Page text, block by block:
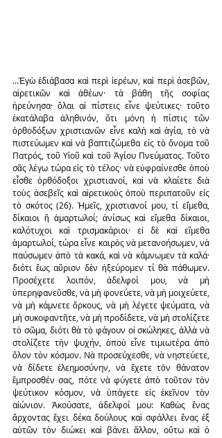
...Ἐγὼ ἐδιάβασα καὶ περὶ ἱερέων, καὶ περὶ ἀσεβῶν,
αἱρετικῶν καὶ ἀθέων· τὰ βάθη τῆς σοφίας
ἠρεύνησα· ὅλαι αἱ πίστεις εἶνε ψεύτικες· τοῦτο
ἐκατάλαβα ἀληθινόν, ὅτι μόνη ἡ πίστις τῶν
ὀρθοδόξων χριστιανῶν εἶνε καλὴ καὶ ἁγία, τὸ νὰ
πιστεύωμεν καὶ νὰ βαπτιζώμεθα εἰς τὸ ὄνομα τοῦ
Πατρός, τοῦ Υἱοῦ καὶ τοῦ Ἁγίου Πνεύματος. Τοῦτο
σᾶς λέγω τώρα εἰς τὸ τέλος· νὰ εὐφραίνεσθε ὁποὺ
εἶσθε ὀρθόδοξοι χριστιανοί, καὶ νὰ κλαίετε διὰ
τοὺς ἀσεβεῖς καὶ αἱρετικοὺς ὁποὺ περιπατοῦν εἰς
τὸ σκότος (26). Ἡμεῖς, χριστιανοί μου, τί εἴμεθα,
δίκαιοι ἢ ἁμαρτωλοί; ἀνίσως καὶ εἴμεθα δίκαιοι,
καλότυχοι καὶ τρισμακάριοι· εἰ δὲ καὶ εἴμεθα
ἁμαρτωλοί, τώρα εἶνε καιρὸς νὰ μετανοήσωμεν, νὰ
παύσωμεν ἀπὸ τὰ κακά, καὶ νὰ κάμνωμεν τὰ καλά·
διότι ἕως αὔριον δὲν ἠξεύρομεν τί θὰ πάθωμεν.
Προσέχετε λοιπόν, ἀδελφοί μου, νὰ μὴ
ὑπερηφανεῦσθε, νὰ μὴ φονεύετε, νὰ μὴ μοιχεύετε,
νὰ μὴ κάμνετε ὅρκους, νὰ μὴ λέγετε ψεύματα, νὰ
μὴ συκοφαντῆτε, νὰ μὴ προδίδετε, νὰ μὴ στολίζετε
τὸ σῶμα, διότι θὰ τὸ φάγουν οἱ σκώληκες, ἀλλὰ νὰ
στολίζετε τὴν ψυχήν, ὁποὺ εἶνε τιμιωτέρα ἀπὸ
ὅλον τὸν κόσμον. Νὰ προσεύχεσθε, νὰ νηστεύετε,
νὰ δίδετε ἐλεημοσύνην, νὰ ἔχετε τὸν θάνατον
ἔμπροσθέν σας, πότε νὰ φύγετε ἀπὸ τοῦτον τὸν
ψεύτικον κόσμον, νὰ ὑπάγετε εἰς ἐκεῖνον τὸν
αἰώνιον. Ἀκούσατε, ἀδελφοί μου: Καθὼς ἕνας
ἄρχοντας ἔχει δέκα δούλους καὶ σφάλλει ἕνας ἐξ
αὐτῶν τὸν διώκει καὶ βάνει ἄλλον, οὕτω καὶ ὁ